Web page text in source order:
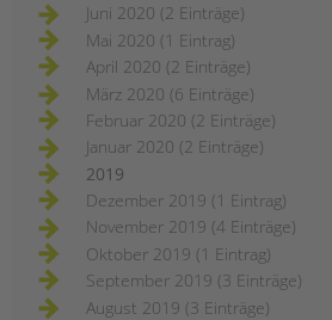
Juni 2020 (2 Einträge)
Mai 2020 (1 Eintrag)
April 2020 (2 Einträge)
März 2020 (6 Einträge)
Februar 2020 (2 Einträge)
Januar 2020 (2 Einträge)
2019
Dezember 2019 (1 Eintrag)
November 2019 (4 Einträge)
Oktober 2019 (1 Eintrag)
September 2019 (3 Einträge)
August 2019 (3 Einträge)